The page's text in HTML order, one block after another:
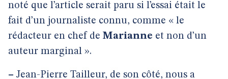
noté que l’article serait paru si l’essai était le
fait d’un journaliste connu, comme « le
rédacteur en chef de Marianne et non d’un
auteur marginal ».
– Jean-Pierre Tailleur, de son côté, nous a